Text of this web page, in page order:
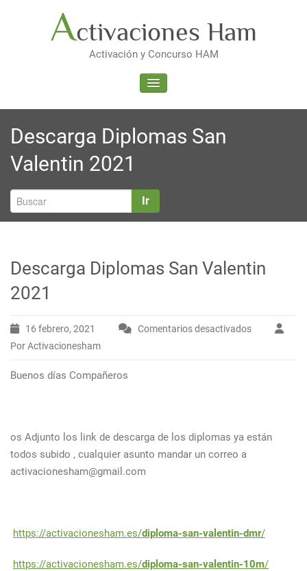
Activaciones Ham
Activación y Concurso HAM
ALTERNAR LA NAVEGACIÓN
Descarga Diplomas San
Valentin 2021
Ir
Descarga Diplomas San Valentin
2021
16 febrero, 2021 Comentarios desactivadosen
Por Activacionesham
Buenos días Compañeros
os Adjunto los link de descarga de los diplomas ya están
todos subido , cualquier asunto mandar un correo a
activacionesham@gmail.com
https://activacionesham.es/diploma-san-valentin-dmr/
https://activacionesham.es/diploma-san-valentin-10m/